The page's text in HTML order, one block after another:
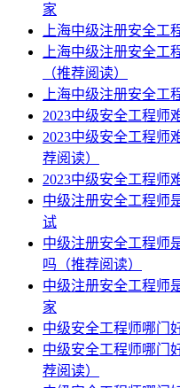
家
上海中级注册安全工
上海中级注册安全工
（推荐阅读）
上海中级注册安全工
2023中级安全工程师
2023中级安全工程师
荐阅读）
2023中级安全工程师
中级注册安全工程师
试
中级注册安全工程师
吗（推荐阅读）
中级注册安全工程师
家
中级安全工程师哪门
中级安全工程师哪门
荐阅读）